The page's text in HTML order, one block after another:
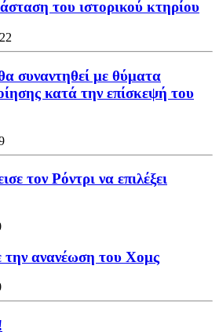
του ιστορικού κτηρίου
συναντηθεί με θύματα
κατά την επίσκεψή του
τον Ρόντρι να επιλέξει
ανανέωση του Χομς